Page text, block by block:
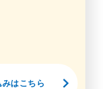
はこちら